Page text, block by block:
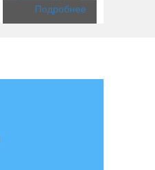
Подробнее